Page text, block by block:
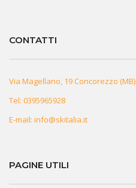
CONTATTI
Via Magellano, 19 Concorezzo (MB)
Tel: 0395965928
E-mail: info@skitalia.it
PAGINE UTILI